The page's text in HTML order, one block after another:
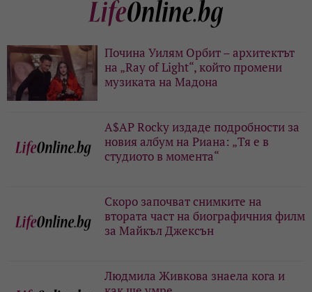
Почина Уилям Орбит – архитектът
на „Ray of Light“, който промени
музиката на Мадона
A$AP Rocky издаде подробности за
новия албум на Риана: „Тя е в
студиото в момента“
Скоро започват снимките на
втората част на биографичния филм
за Майкъл Джексън
Людмила Живкова знаела кога и